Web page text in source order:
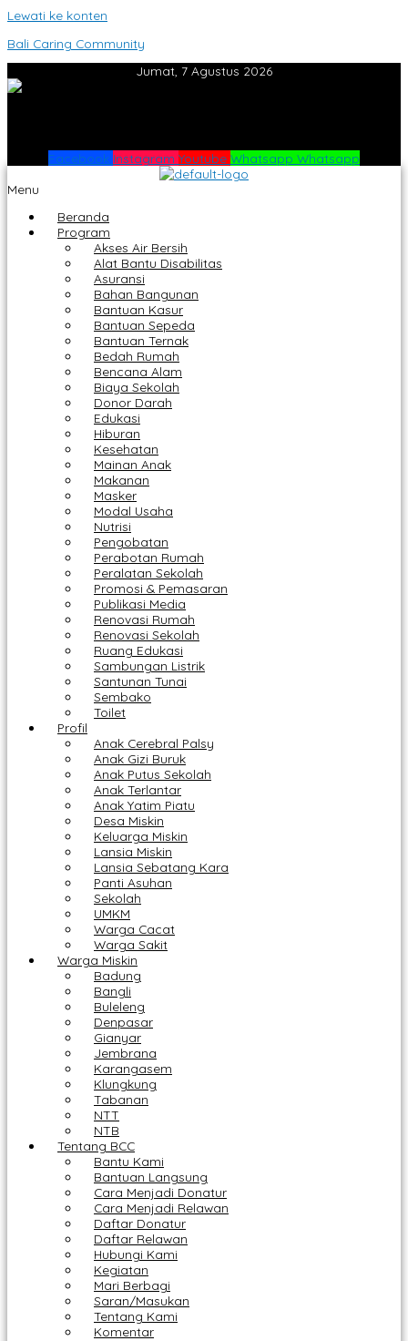
Lewati ke konten
Bali Caring Community
Jumat, 7 Agustus 2026
Facebook Instagram Youtube Whatsapp Whatsapp
Menu
Beranda
Program
Akses Air Bersih
Alat Bantu Disabilitas
Asuransi
Bahan Bangunan
Bantuan Kasur
Bantuan Sepeda
Bantuan Ternak
Bedah Rumah
Bencana Alam
Biaya Sekolah
Donor Darah
Edukasi
Hiburan
Kesehatan
Mainan Anak
Makanan
Masker
Modal Usaha
Nutrisi
Pengobatan
Perabotan Rumah
Peralatan Sekolah
Promosi & Pemasaran
Publikasi Media
Renovasi Rumah
Renovasi Sekolah
Ruang Edukasi
Sambungan Listrik
Santunan Tunai
Sembako
Toilet
Profil
Anak Cerebral Palsy
Anak Gizi Buruk
Anak Putus Sekolah
Anak Terlantar
Anak Yatim Piatu
Desa Miskin
Keluarga Miskin
Lansia Miskin
Lansia Sebatang Kara
Panti Asuhan
Sekolah
UMKM
Warga Cacat
Warga Sakit
Warga Miskin
Badung
Bangli
Buleleng
Denpasar
Gianyar
Jembrana
Karangasem
Klungkung
Tabanan
NTT
NTB
Tentang BCC
Bantu Kami
Bantuan Langsung
Cara Menjadi Donatur
Cara Menjadi Relawan
Daftar Donatur
Daftar Relawan
Hubungi Kami
Kegiatan
Mari Berbagi
Saran/Masukan
Tentang Kami
Komentar